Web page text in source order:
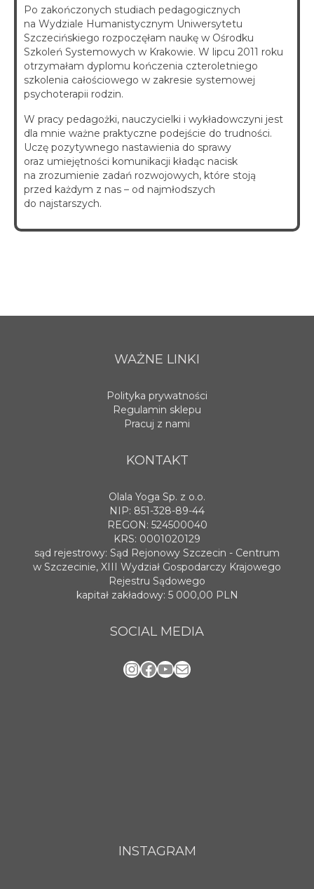
Po zakończonych studiach pedagogicznych
na Wydziale Humanistycznym Uniwersytetu
Szczecińskiego rozpoczęłam naukę w Ośrodku
Szkoleń Systemowych w Krakowie. W lipcu 2011 roku
otrzymałam dyplomu kończenia czteroletniego
szkolenia całościowego w zakresie systemowej
psychoterapii rodzin.
W pracy pedagożki, nauczycielki i wykładowczyni jest
dla mnie ważne praktyczne podejście do trudności.
Uczę pozytywnego nastawienia do sprawy
oraz umiejętności komunikacji kładąc nacisk
na zrozumienie zadań rozwojowych, które stoją
przed każdym z nas – od najmłodszych
do najstarszych.
WAŻNE LINKI
Polityka prywatności
Regulamin sklepu
Pracuj z nami
KONTAKT
Olala Yoga Sp. z o.o.
NIP: 851-328-89-44
REGON: 524500040
KRS: 0001020129
sąd rejestrowy: Sąd Rejonowy Szczecin - Centrum
w Szczecinie, XIII Wydział Gospodarczy Krajowego
Rejestru Sądowego
kapitał zakładowy: 5 000,00 PLN
SOCIAL MEDIA
Instagram
Facebook
YouTube
Mail
INSTAGRAM